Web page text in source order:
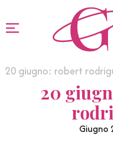
20 giugno: robert
20
Giugno